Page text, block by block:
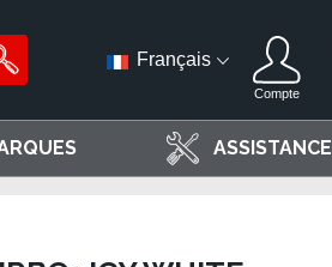
Français
Compte
ASSISTANCE